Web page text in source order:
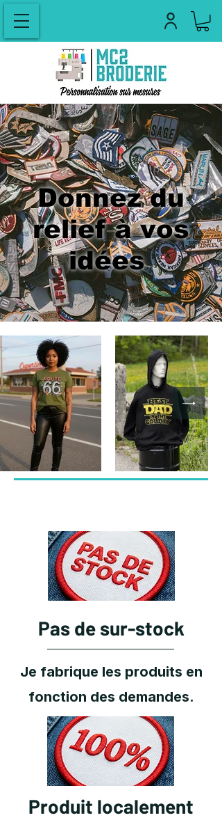
Donnez du
relief à vos
idées
Pas de sur-stock
Je fabrique les produits en
fonction des demandes.
Produit localement